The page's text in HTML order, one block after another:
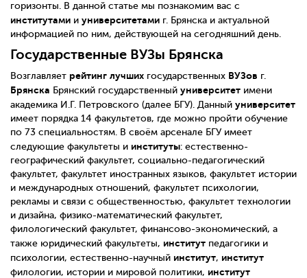
горизонты. В данной статье мы познакомим вас с
институтами и университетами г. Брянска и актуальной
информацией по ним, действующей на сегодняшний день.
Государственные ВУЗы Брянска
Возглавляет рейтинг лучших государственных ВУЗов г.
Брянска Брянский государственный университет имени
академика И.Г. Петровского (далее БГУ). Данный университет
имеет порядка 14 факультетов, где можно пройти обучение
по 73 специальностям. В своём арсенале БГУ имеет
следующие факультеты и институты: естественно-
географический факультет, социально-педагогический
факультет, факультет иностранных языков, факультет истории
и международных отношений, факультет психологии,
рекламы и связи с общественностью, факультет технологии
и дизайна, физико-математический факультет,
филологический факультет, финансово-экономический, а
также юридический факультеты, институт педагогики и
психологии, естественно-научный институт, институт
филологии, истории и мировой политики, институт